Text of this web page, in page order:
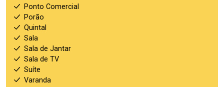
Ponto Comercial
Porão
Quintal
Sala
Sala de Jantar
Sala de TV
Suíte
Varanda